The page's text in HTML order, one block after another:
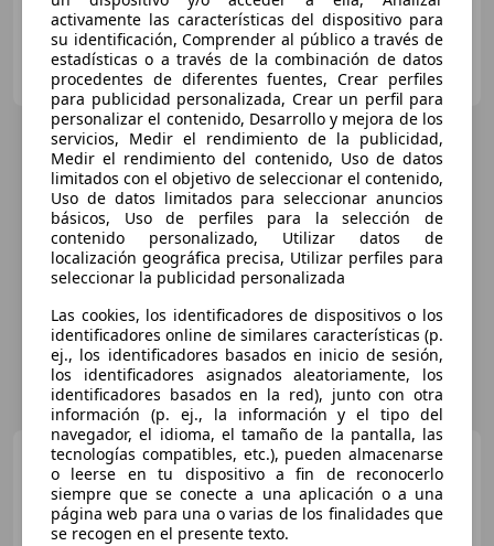
AUTO FRANK BV
BE-9770 Kruishoutem (Gent-Kortrijk)
MINI Cooper SEESSENTIAL
| LED | HEAD UP
activamente las características del dispositivo para
su identificación, Comprender al público a través de
estadísticas o a través de la combinación de datos
procedentes de diferentes fuentes, Crear perfiles
para publicidad personalizada, Crear un perfil para
personalizar el contenido, Desarrollo y mejora de los
servicios, Medir el rendimiento de la publicidad,
Medir el rendimiento del contenido, Uso de datos
limitados con el objetivo de seleccionar el contenido,
Uso de datos limitados para seleccionar anuncios
básicos, Uso de perfiles para la selección de
contenido personalizado, Utilizar datos de
localización geográfica precisa, Utilizar perfiles para
seleccionar la publicidad personalizada
Las cookies, los identificadores de dispositivos o los
identificadores online de similares características (p.
ej., los identificadores basados en inicio de sesión,
los identificadores asignados aleatoriamente, los
identificadores basados en la red), junto con otra
información (p. ej., la información y el tipo del
navegador, el idioma, el tamaño de la pantalla, las
tecnologías compatibles, etc.), pueden almacenarse
o leerse en tu dispositivo a fin de reconocerlo
siempre que se conecte a una aplicación o a una
página web para una o varias de los finalidades que
se recogen en el presente texto.